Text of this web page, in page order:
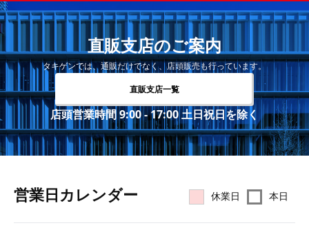
直販支店のご案内
タキゲンでは、通販だけでなく、店頭販売も行っています。
直販支店一覧
店頭営業時間 9:00 - 17:00 土日祝日を除く
営業⽇カレンダー 休業日 本日